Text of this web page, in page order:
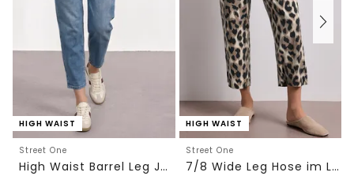
HIGH WAIST
Street One
High Waist Barrel Leg Jeans im Loose Fit
HIGH WAIST
Street One
7/8 Wide Leg Hose im Loose Fit mit Print